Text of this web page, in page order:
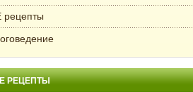
рецепты
РЕЦЕПТЫ